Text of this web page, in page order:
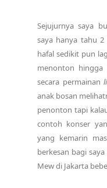
Sejujurnya saya
saya hanya tahu
hafal sedikit pun
menonton hingga
secara permainan
anak bosan
penonton tapi
contoh konser
yang kemarin
berkesan bagi
Mew di Jakarta